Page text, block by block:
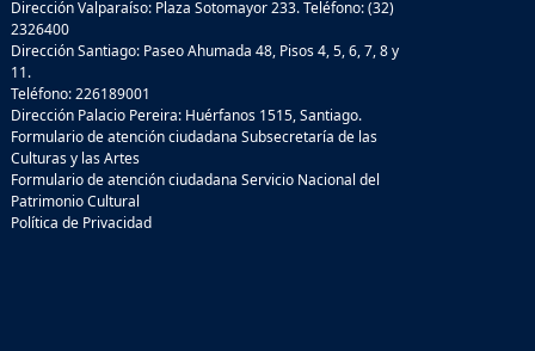
Dirección Valparaíso: Plaza Sotomayor 233. Teléfono: (32)
2326400
Dirección Santiago: Paseo Ahumada 48, Pisos 4, 5, 6, 7, 8 y
11.
Teléfono: 226189001
Dirección Palacio Pereira: Huérfanos 1515, Santiago.
Formulario de atención ciudadana Subsecretaría de las
Culturas y las Artes
Formulario de atención ciudadana Servicio Nacional del
Patrimonio Cultural
Política de Privacidad